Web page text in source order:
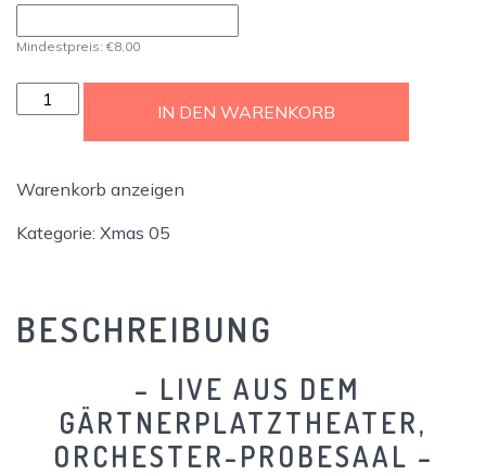
Mindestpreis: €8,00
Xmas
05
Menge
IN DEN WARENKORB
Warenkorb anzeigen
Kategorie: Xmas 05
BESCHREIBUNG
– LIVE AUS DEM
GÄRTNERPLATZTHEATER,
ORCHESTER-PROBESAAL –